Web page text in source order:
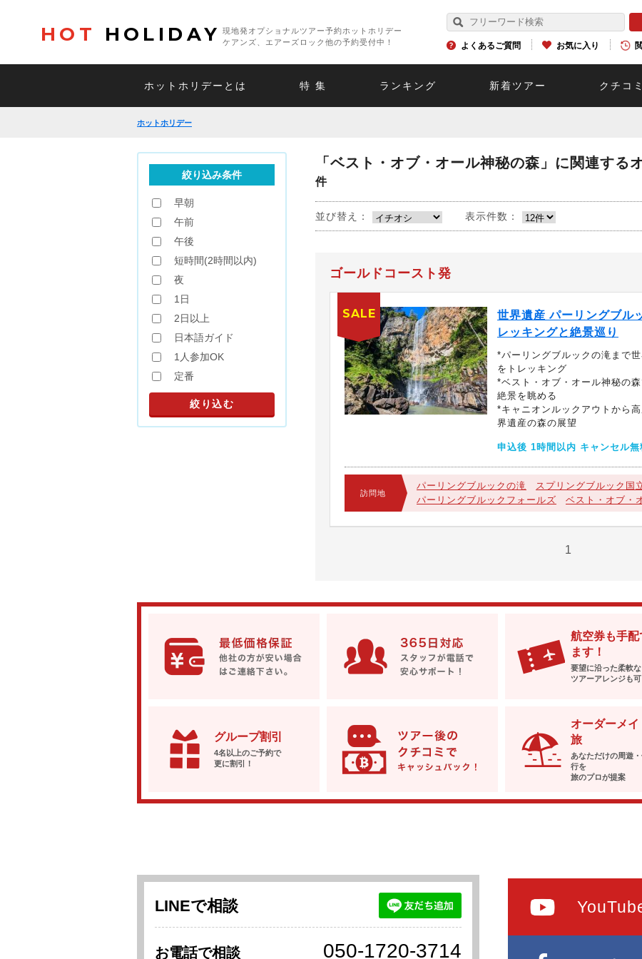
HOT HOLIDAY
現地発オプショナルツアー予約ホットホリデー
ケアンズ、エアーズロック他の予約受付中！
よくあるご質問 お気に入り
ホットホリデーとは 特 集 ランキング 新着ツアー クチコミ
ホットホリデー
「ベスト・オブ・オール神秘の森」に関連する
件
並び替え： 表示件数：
ゴールドコースト発
世界遺産 パーリングブル
レッキングと絶景巡り
*パーリングブルックの滝まで
をトレッキング
*ベスト・オブ・オール神秘の森
絶景を眺める
*キャニオンルックアウトから
界遺産の森の展望
申込後 1時間以内 キャンセル無
訪問地
パーリングブルックの滝
スプリングブルック国
パーリングブルックフォールズ
ベスト・オブ・
SALE
1
絞り込み条件
早朝
午前
午後
短時間(2時間以内)
夜
1日
2日以上
日本語ガイド
1人参加OK
定番
航空券も手配
ます！
要望に沿った柔軟な
ツアーアレンジも可
グループ割引
4名以上のご予約で
更に割引！
オーダーメイ
旅
あなただけの周遊
行を
旅のプロが提案
LINEで相談
お電話で相談 050-1720-3714